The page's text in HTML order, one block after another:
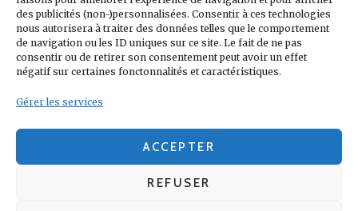
des publicités (non-)personnalisées. Consentir à ces technologies
nous autorisera à traiter des données telles que le comportement
de navigation ou les ID uniques sur ce site. Le fait de ne pas
consentir ou de retirer son consentement peut avoir un effet
négatif sur certaines fonctonnalités et caractéristiques.
Gérer les services
ACCEPTER
REFUSER
PRESSE MADRILÈNEREAL
MADRID RONALDO SANTIAGO SOLARI
UEFA ZIDANE ZINÉDINE ZINÉDINE ZIDANE
LIENS UTILES
REAL MADRID
CONDITIONS GÉNÉRALES
POLITIQUE DE COOKIES (UE)